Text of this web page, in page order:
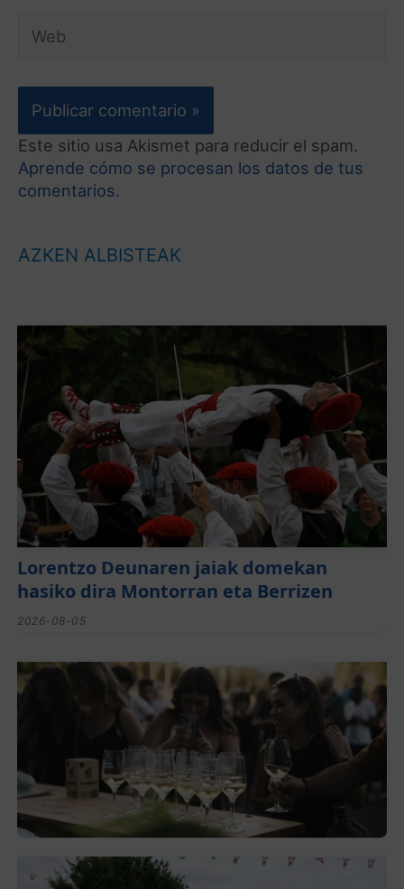
Este sitio usa Akismet para reducir el spam.
Aprende cómo se procesan los datos de tus
comentarios.
AZKEN ALBISTEAK
Lorentzo Deunaren jaiak domekan
hasiko dira Montorran eta Berrizen
2026-08-05
El festival de Bizkaiko Txakolina ‘Mahasti
Artean’ llega a Durangaldea en
septiembre
2026-08-03